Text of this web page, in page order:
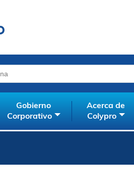
Gobierno
Corporativo
Acerca de
Colypro